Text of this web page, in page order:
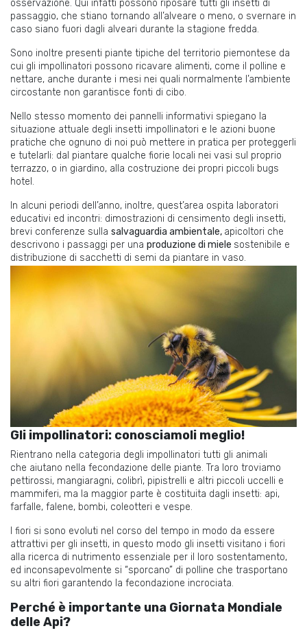
osservazione. Qui infatti possono riposare tutti gli insetti di
passaggio, che stiano tornando all’alveare o meno, o svernare in
caso siano fuori dagli alveari durante la stagione fredda.
Sono inoltre presenti piante tipiche del territorio piemontese da
cui gli impollinatori possono ricavare alimenti, come il polline e
nettare, anche durante i mesi nei quali normalmente l’ambiente
circostante non garantisce fonti di cibo.
Nello stesso momento dei pannelli informativi spiegano la
situazione attuale degli insetti impollinatori e le azioni buone
pratiche che ognuno di noi può mettere in pratica per proteggerli
e tutelarli: dal piantare qualche fiorie locali nei vasi sul proprio
terrazzo, o in giardino, alla costruzione dei propri piccoli bugs
hotel.
In alcuni periodi dell’anno, inoltre, quest’area ospita laboratori
educativi ed incontri: dimostrazioni di censimento degli insetti,
brevi conferenze sulla salvaguardia ambientale, apicoltori che
descrivono i passaggi per una produzione di miele sostenibile e
distribuzione di sacchetti di semi da piantare in vaso.
Gli impollinatori: conosciamoli meglio!
Rientrano nella categoria degli impollinatori tutti gli animali
che aiutano nella fecondazione delle piante. Tra loro troviamo
pettirossi, mangiaragni, colibrì, pipistrelli e altri piccoli uccelli e
mammiferi, ma la maggior parte è costituita dagli insetti: api,
farfalle, falene, bombi, coleotteri e vespe.
I fiori si sono evoluti nel corso del tempo in modo da essere
attrattivi per gli insetti, in questo modo gli insetti visitano i fiori
alla ricerca di nutrimento essenziale per il loro sostentamento,
ed inconsapevolmente si “sporcano” di polline che trasportano
su altri fiori garantendo la fecondazione incrociata.
Perché è importante una Giornata Mondiale
delle Api?